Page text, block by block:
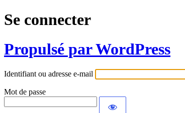
Se connecter
Propulsé par WordPress
Identifiant ou adresse e-mail
Mot de passe